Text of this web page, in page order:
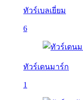
ทัวร์เบลเยี่ยม
6
ทัวร์เดนมาร์ก
1